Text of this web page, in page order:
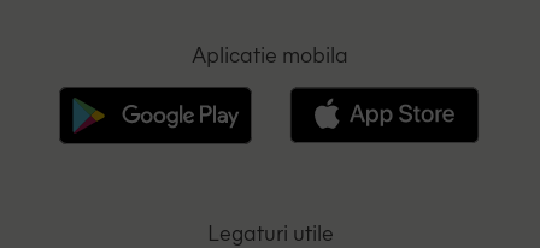
Aplicatie mobila
Legaturi utile